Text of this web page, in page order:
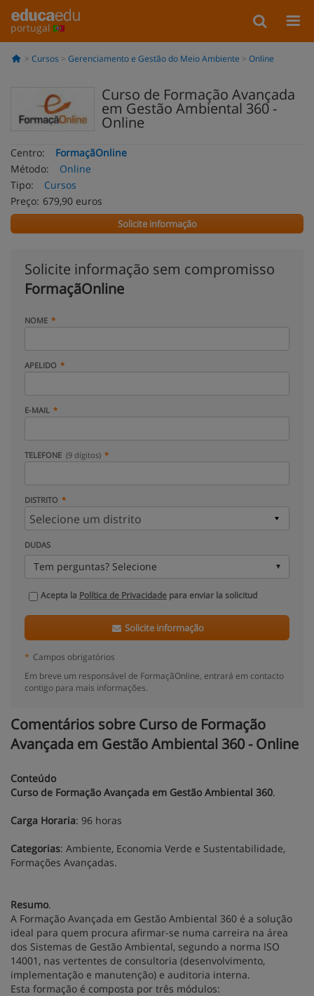
portugal
Cursos Gerenciamento e Gestão do Meio Ambiente Online
Curso de Formação Avançada
em Gestão Ambiental 360 -
Online
Centro:
FormaçãOnline
Método:
Online
Tipo:
Cursos
Preço: 679,90 euros
Solicite informação
Solicite informação sem compromisso
FormaçãOnline
NOME
APELIDO
E-MAIL
TELEFONE (9 dígitos)
DISTRITO
DUDAS
Tem perguntas? Selecione
Acepta la Política de Privacidade para enviar la solicitud
Solicite informação
* Campos obrigatórios
Em breve um responsável de FormaçãOnline, entrará em contacto
contigo para mais informações.
Comentários sobre Curso de Formação
Avançada em Gestão Ambiental 360 - Online
Conteúdo
Curso de Formação Avançada em Gestão Ambiental 360.
Carga Horaria: 96 horas
Categorias: Ambiente, Economia Verde e Sustentabilidade,
Formações Avançadas.
Resumo.
A Formação Avançada em Gestão Ambiental 360 é a solução
ideal para quem procura afirmar-se numa carreira na área
dos Sistemas de Gestão Ambiental, segundo a norma ISO
14001, nas vertentes de consultoria (desenvolvimento,
implementação e manutenção) e auditoria interna.
Esta formação é composta por três módulos: